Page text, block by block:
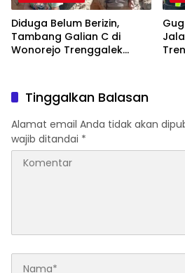
Diduga Belum Berizin,
Tambang Galian C di
Wonorejo Trenggalek
Tinggalkan Balasan
Alamat email Anda tidak akan
wajib ditandai *